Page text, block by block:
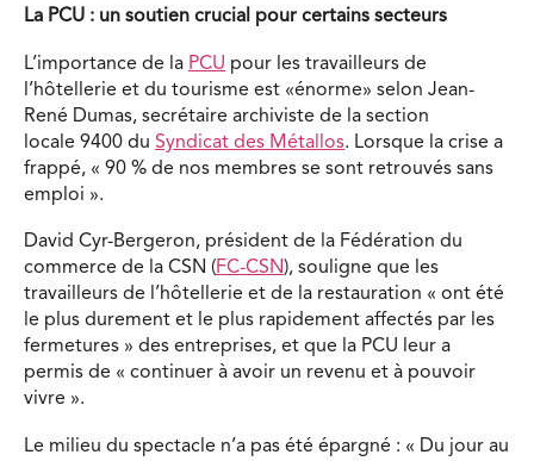
La PCU : un soutien crucial pour certains secteurs
L’importance de la PCU pour les travailleurs de
l’hôtellerie et du tourisme est «énorme» selon Jean-
René Dumas, secrétaire archiviste de la section
locale 9400 du Syndicat des Métallos. Lorsque la crise a
frappé, « 90 % de nos membres se sont retrouvés sans
emploi ».
David Cyr-Bergeron, président de la Fédération du
commerce de la CSN (FC-CSN), souligne que les
travailleurs de l’hôtellerie et de la restauration « ont été
le plus durement et le plus rapidement affectés par les
fermetures » des entreprises, et que la PCU leur a
permis de « continuer à avoir un revenu et à pouvoir
vivre ».
Le milieu du spectacle n’a pas été épargné : « Du jour au